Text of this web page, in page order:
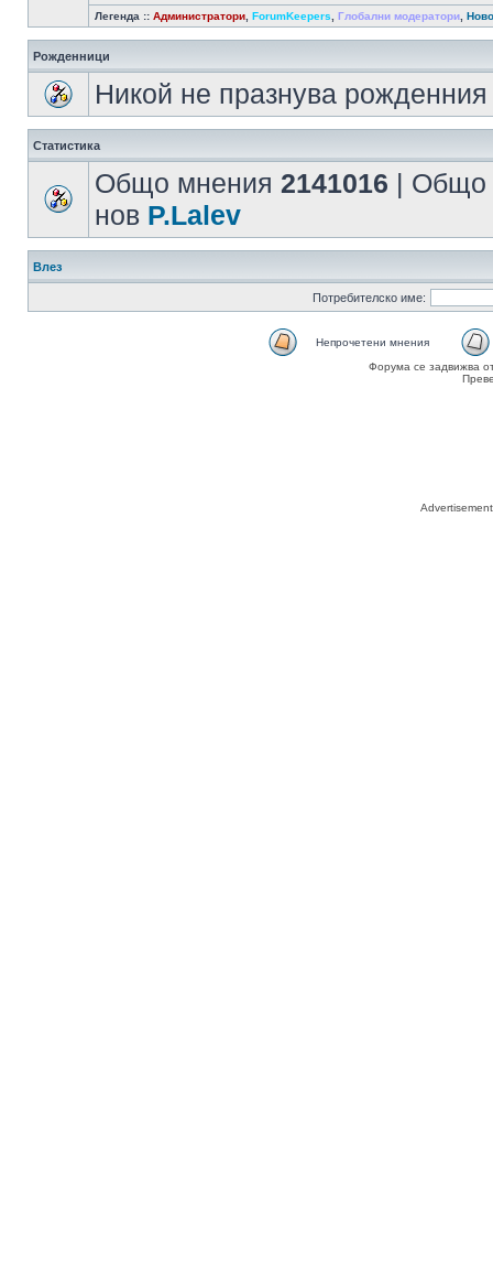
Легенда :: Администратори ForumKeepers Глобални модератори
Рожденници
Никой не празнува
Статистика
Общо мнения 2141016 | Общо
нов P.Lalev
Влез
Потребителско име:
Непрочетени мнения
Форума се задвижва